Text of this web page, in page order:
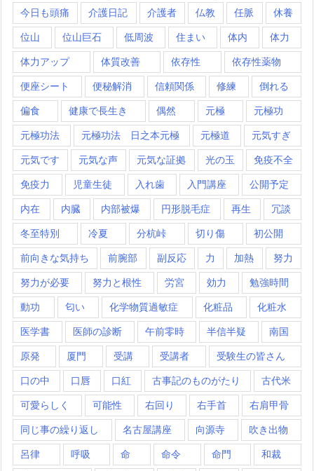
今日も頭痛 介護日記 介護者 仏教 任脈 休養
位山 位山巨石 低周波 住まい 体内 体力
体力アップ 体質改善 依存性 依存性薬物
便座シート 便秘解消 信頼関係 修練 倒れる
偏食 健康で長生き 偶然 元極 元極功
元極功法 元極功法 日之本元極 元極道 元気すぎ
元気です 元気な声 元気な証拠 光の玉 免疫不全
免疫力 児童生徒 入れ歯 入門講座 公開予定
内在 内臓 内部被爆 円形脱毛症 再生 冗談
冬至特別 冷夏 分杭峠 切り傷 初公開
前向きな気持ち 前腕部 副反応 力 加熱 努力
努力が必要 努力と根性 労宮 効力 勉強時間
動功 匂い 化学物質過敏症 化粧品 化粧水
医学書 医師の診断 午前零時 半信半疑 南国
原発 厦門 受講 受講者 受験生の皆さん
口の中 口唇 口紅 古事記のものがたり 古代米
可愛らしく 可能性 右回り 右手首 右肩甲骨
同じ事の繰り返し 名古屋講座 向源寺 吹き出物
呂律 呼吸 命 命令 命門 和裁